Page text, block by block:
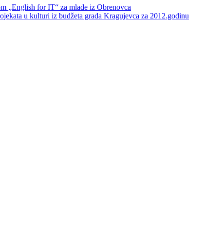
„English for IT“ za mlade iz Obrenovca
u kulturi iz budžeta grada Kragujevca za 2012.godinu